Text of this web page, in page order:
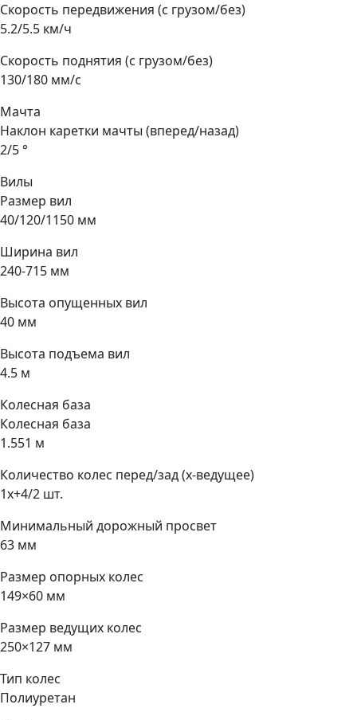
Скорость передвижения (с грузом/без)
5.2/5.5 км/ч
Скорость поднятия (с грузом/без)
130/180 мм/с
Мачта
Наклон каретки мачты (вперед/назад)
2/5 °
Вилы
Размер вил
40/120/1150 мм
Ширина вил
240-715 мм
Высота опущенных вил
40 мм
Высота подъема вил
4.5 м
Колесная база
Колесная база
1.551 м
Количество колес перед/зад (x-ведущее)
1x+4/2 шт.
Минимальный дорожный просвет
63 мм
Размер опорных колес
149×60 мм
Размер ведущих колес
250×127 мм
Тип колес
Полиуретан